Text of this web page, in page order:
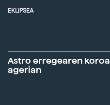
EKLIPSEA
Astro erregearen koroa
agerian